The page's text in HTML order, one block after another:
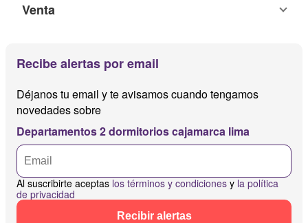
Venta
Recibe alertas por email
Déjanos tu email y te avisamos cuando tengamos
novedades sobre
Departamentos 2 dormitorios cajamarca lima
Al suscribirte aceptas los términos y condiciones y la política
de privacidad
Recibir alertas